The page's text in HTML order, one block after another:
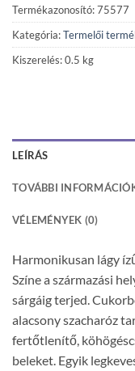
Termékazonosító: 75577
Kategória:Termelői
Kiszerelés: 0.5 kg
LEÍRÁS
TOVÁBBI
VÉLEMÉNYEK (0)
Harmonikusan lágy
Színe a származási
sárgáig terjed.
alacsony szacharóz
fertőtlenítő,
beleket. Egyik